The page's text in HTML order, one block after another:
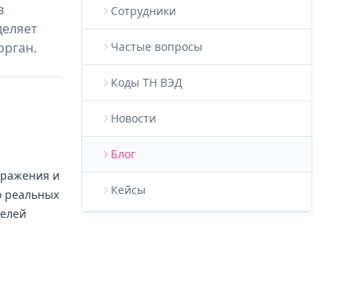
и
реальных
Сотрудники
Частые вопросы
Коды ТН ВЭД
Новости
Блог
Кейсы